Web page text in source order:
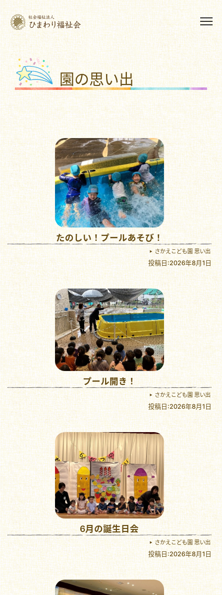
園の思い出
たのしい！プールあそび！
さかえこども園 思い出
投稿日:2026年8月1日
プール開き！
さかえこども園 思い出
投稿日:2026年8月1日
6月の誕生日会
さかえこども園 思い出
投稿日:2026年8月1日